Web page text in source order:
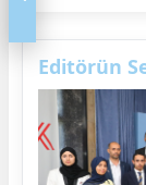
Editörün